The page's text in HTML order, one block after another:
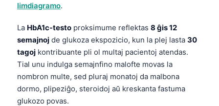
limdiagramo.
La HbA1c-testo proksimume reflektas 8 ĝis 12
semajnoj de glukoza ekspozicio, kun la plej lasta 30
tagoj kontribuante pli ol multaj pacientoj atendas.
Tial unu indulga semajnfino malofte movas la
nombron multe, sed pluraj monatoj da malbona
dormo, plipeziĝo, steroidoj aŭ kreskanta fastuma
glukozo povas.